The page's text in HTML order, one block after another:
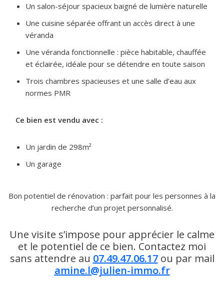
Un salon-séjour spacieux baigné de lumière naturelle
Une cuisine séparée offrant un accès direct à une
véranda
Une véranda fonctionnelle : pièce habitable, chauffée
et éclairée, idéale pour se détendre en toute saison
Trois chambres spacieuses et une salle d’eau aux
normes PMR
Ce bien est vendu avec :
Un jardin de 298m²
Un garage
Bon potentiel de rénovation : parfait pour les personnes à la
recherche d’un projet personnalisé.
Une visite s’impose pour apprécier le calme
et le potentiel de ce bien. Contactez moi
sans attendre au 07.49.47.06.17 ou par mail
amine.l@julien-immo.fr